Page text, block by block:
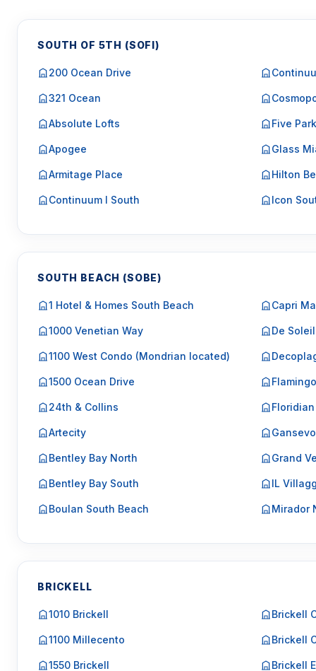
SOUTH OF 5TH (SOFI)
200 Ocean Drive
321 Ocean
Absolute Lofts
Apogee
Armitage Place
Continuum I South
Five
Glass
Hilton
Icon
SOUTH BEACH (SOBE)
1 Hotel & Homes South Beach
1000 Venetian Way
1100 West Condo (Mondrian located)
1500 Ocean Drive
24th & Collins
Artecity
Bentley Bay North
Bentley Bay South
Boulan South Beach
Capri
De
Flamingo
Floridian
Grand
IL
Mirador
BRICKELL
1010 Brickell
1100 Millecento
1550 Brickell
Brickell
Brickell
Brickell